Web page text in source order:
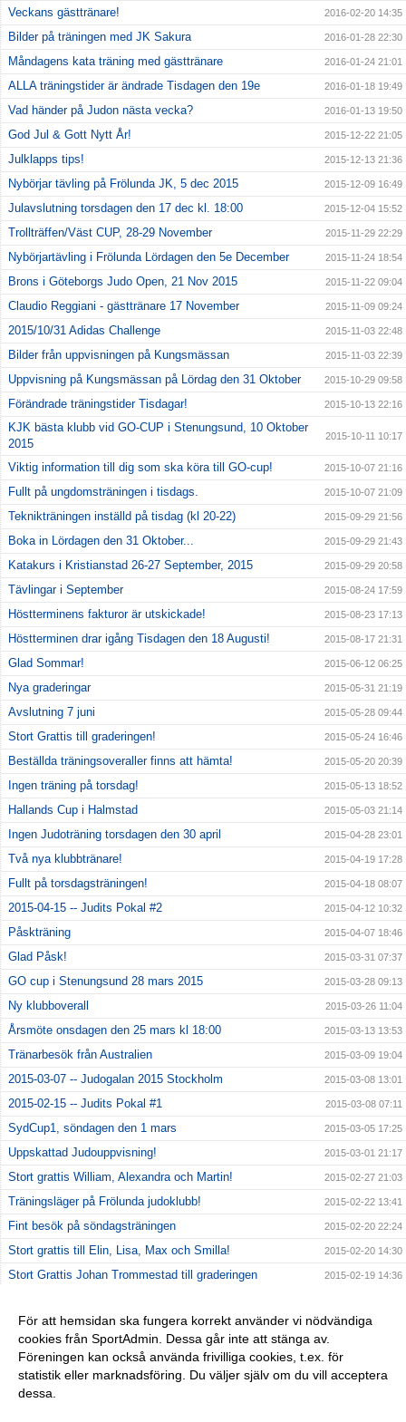
Veckans gästtränare! 2016-02-20 14:35
Bilder på träningen med JK Sakura 2016-01-28 22:30
Måndagens kata träning med gästtränare 2016-01-24 21:01
ALLA träningstider är ändrade Tisdagen den 19e 2016-01-18 19:49
Vad händer på Judon nästa vecka? 2016-01-13 19:50
God Jul & Gott Nytt År! 2015-12-22 21:05
Julklapps tips! 2015-12-13 21:36
Nybörjar tävling på Frölunda JK, 5 dec 2015 2015-12-09 16:49
Julavslutning torsdagen den 17 dec kl. 18:00 2015-12-04 15:52
Trollträffen/Väst CUP, 28-29 November 2015-11-29 22:29
Nybörjartävling i Frölunda Lördagen den 5e December 2015-11-24 18:54
Brons i Göteborgs Judo Open, 21 Nov 2015 2015-11-22 09:04
Claudio Reggiani - gästtränare 17 November 2015-11-09 09:24
2015/10/31 Adidas Challenge 2015-11-03 22:48
Bilder från uppvisningen på Kungsmässan 2015-11-03 22:39
Uppvisning på Kungsmässan på Lördag den 31 Oktober 2015-10-29 09:58
Förändrade träningstider Tisdagar! 2015-10-13 22:16
KJK bästa klubb vid GO-CUP i Stenungsund, 10 Oktober
2015
2015-10-11 10:17
Viktig information till dig som ska köra till GO-cup! 2015-10-07 21:16
Fullt på ungdomsträningen i tisdags. 2015-10-07 21:09
Teknikträningen inställd på tisdag (kl 20-22) 2015-09-29 21:56
Boka in Lördagen den 31 Oktober... 2015-09-29 21:43
Katakurs i Kristianstad 26-27 September, 2015 2015-09-29 20:58
Tävlingar i September 2015-08-24 17:59
Höstterminens fakturor är utskickade! 2015-08-23 17:13
Höstterminen drar igång Tisdagen den 18 Augusti! 2015-08-17 21:31
Glad Sommar! 2015-06-12 06:25
Nya graderingar 2015-05-31 21:19
Avslutning 7 juni 2015-05-28 09:44
Stort Grattis till graderingen! 2015-05-24 16:46
Beställda träningsoveraller finns att hämta! 2015-05-20 20:39
Ingen träning på torsdag! 2015-05-13 18:52
Hallands Cup i Halmstad 2015-05-03 21:14
Ingen Judoträning torsdagen den 30 april 2015-04-28 23:01
Två nya klubbtränare! 2015-04-19 17:28
Fullt på torsdagsträningen! 2015-04-18 08:07
2015-04-15 -- Judits Pokal #2 2015-04-12 10:32
Påskträning 2015-04-07 18:46
Glad Påsk! 2015-03-31 07:37
GO cup i Stenungsund 28 mars 2015 2015-03-28 09:13
Ny klubboverall 2015-03-26 11:04
Årsmöte onsdagen den 25 mars kl 18:00 2015-03-13 13:53
Tränarbesök från Australien 2015-03-09 19:04
2015-03-07 -- Judogalan 2015 Stockholm 2015-03-08 13:01
2015-02-15 -- Judits Pokal #1 2015-03-08 07:11
SydCup1, söndagen den 1 mars 2015-03-05 17:25
Uppskattad Judouppvisning! 2015-03-01 21:17
Stort grattis William, Alexandra och Martin! 2015-02-27 21:03
Träningsläger på Frölunda judoklubb! 2015-02-22 13:41
Fint besök på söndagsträningen 2015-02-20 22:24
Stort grattis till Elin, Lisa, Max och Smilla! 2015-02-20 14:30
Stort Grattis Johan Trommestad till graderingen 2015-02-19 14:36
Se hit tjejer! 2015-01-15 23:37
Nytt tränings schema för VT 2015 börjar att gälla den 20
januari 2015
2015-01-14 23:35
För att hemsidan ska fungera korrekt använder vi nödvändiga
cookies från SportAdmin. Dessa går inte att stänga av.
Föreningen kan också använda frivilliga cookies, t.ex. för
statistik eller marknadsföring. Du väljer själv om du vill acceptera
dessa.